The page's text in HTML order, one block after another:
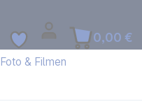
0,00 €
Foto & Filmen